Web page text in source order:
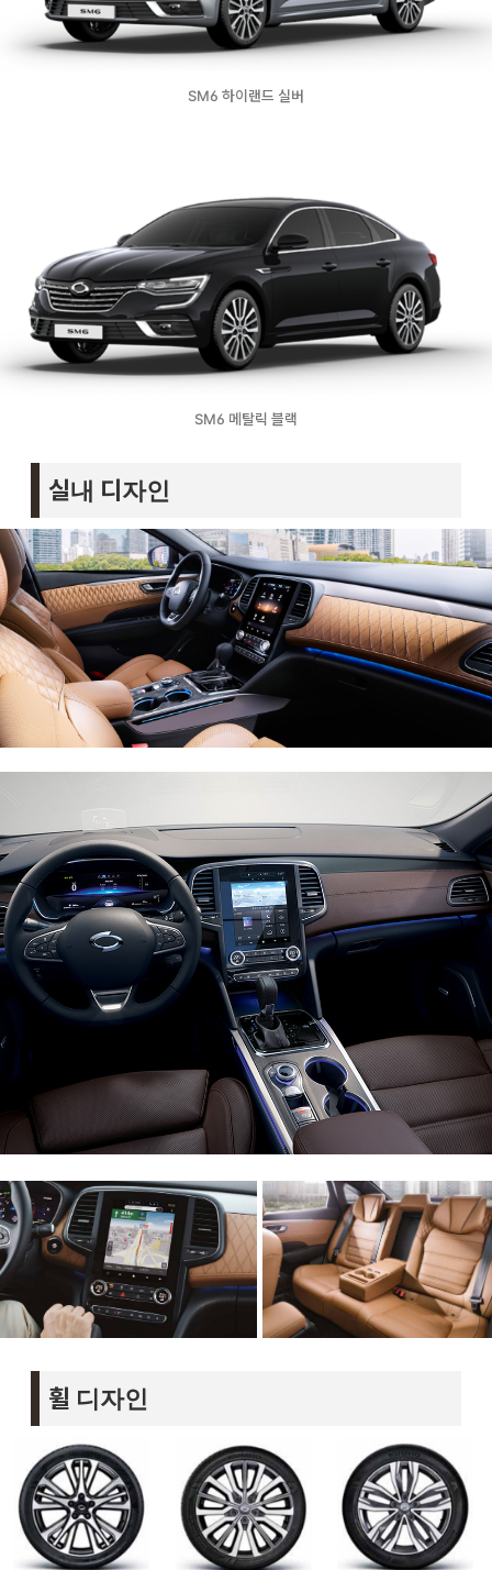
SM6 하이랜드 실버
SM6 메탈릭 블랙
실내 디자인
휠 디자인